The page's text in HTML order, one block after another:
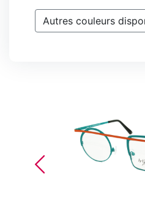
Autres couleurs